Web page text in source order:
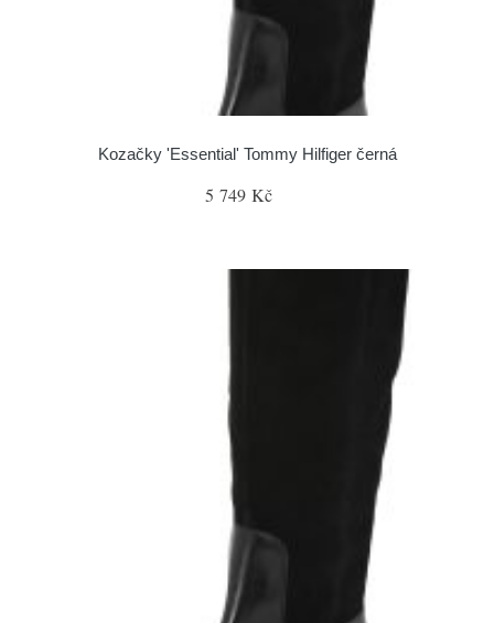
Kozačky 'Essential' Tommy Hilfiger černá
5 749 Kč